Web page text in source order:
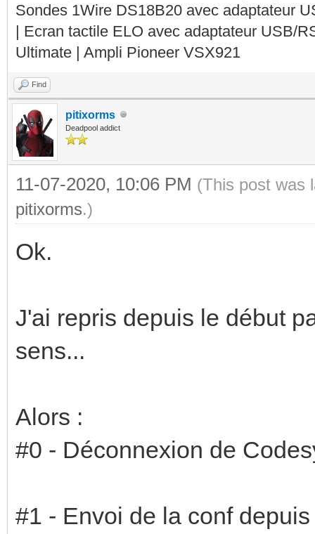
Sondes 1Wire DS18B20 avec adaptateur
| Ecran tactile ELO avec adaptateur USB/
Ultimate | Ampli Pioneer VSX921
Find
pitixorms
Deadpool addict
11-07-2020, 10:06 PM (This post was
pitixorms.)
Ok.
J'ai repris depuis le début
sens...
Alors :
#0 - Déconnexion de
#1 - Envoi de la conf